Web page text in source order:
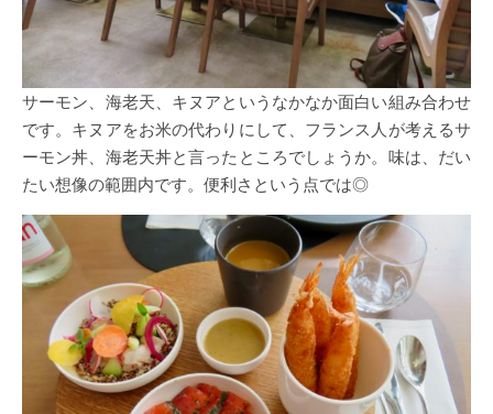
サーモン、海老天、キヌアというなかなか面白い組み合わせ
です。キヌアをお米の代わりにして、フランス人が考えるサ
ーモン丼、海老天丼と言ったところでしょうか。味は、だい
たい想像の範囲内です。便利さという点では◎